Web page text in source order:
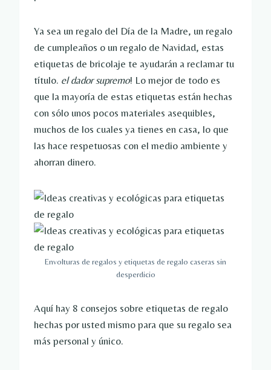
Ya sea un regalo del Día de la Madre, un regalo
de cumpleaños o un regalo de Navidad, estas
etiquetas de bricolaje te ayudarán a reclamar tu
título. el dador supremo! Lo mejor de todo es
que la mayoría de estas etiquetas están hechas
con sólo unos pocos materiales asequibles,
muchos de los cuales ya tienes en casa, lo que
las hace respetuosas con el medio ambiente y
ahorran dinero.
Envolturas de regalos y etiquetas de regalo caseras sin
desperdicio
Aquí hay 8 consejos sobre etiquetas de regalo
hechas por usted mismo para que su regalo sea
más personal y único.